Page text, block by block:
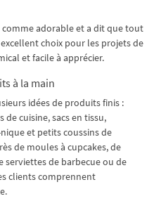
comme adorable et a dit que tout
choix pour les projets de
et facile à apprécier.
à la main
idées de produits finis :
cuisine, sacs en tissu,
et petits coussins de
de moules à cupcakes, de
serviettes de barbecue ou de
clients comprennent